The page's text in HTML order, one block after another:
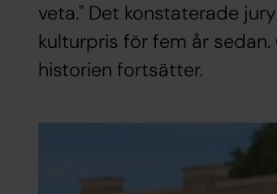
veta." Det konstaterade
kulturpris för fem år
historien fortsätter.